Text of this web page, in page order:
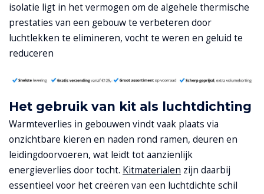
isolatie ligt in het vermogen om de algehele thermische
prestaties van een gebouw te verbeteren door
luchtlekken te elimineren, vocht te weren en geluid te
reduceren
Het gebruik van kit als luchtdichting
Warmteverlies in gebouwen vindt vaak plaats via
onzichtbare kieren en naden rond ramen, deuren en
leidingdoorvoeren, wat leidt tot aanzienlijk
energieverlies door tocht. Kitmaterialen zijn daarbij
essentieel voor het creëren van een luchtdichte schil